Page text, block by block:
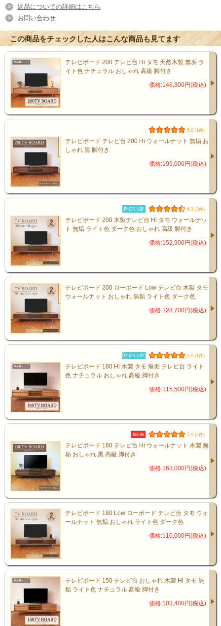
匠の技が生む、丈夫で美しい仕上
がり
角の接合部分には、伝統技法「5枚接ぎ」を
採用。
熟練の職人が一つひとつ丁寧に仕上げたこ
とで、高い耐久性と美しい見た目の両立を
実現しています。
見た目も収納力も、妥協しない
引出しには、DVDやゲーム機、小物もすっ
きり整頓。
“見せない収納”で生活感を抑えた空間に。
中央の格子戸からはリモコン操作も可能
で、デザイン性と利便性を兼ね備えていま
す。
返品についての詳細はこちら
お問い合わせ
この商品をチェックした人はこんな商品も見てます
テレビボード 200 テレビ台 Hi タモ 天然木製 無垢 ラ
イト色 ナチュラル おしゃれ 高級 脚付き
価格:146,300円(税込)
5.0 (1件)
テレビボード テレビ台 200 Hi ウォールナット 無垢 お
しゃれ 黒 脚付き
価格:195,000円(税込)
PICK UP 4.3 (3件)
テレビボード 200 木製テレビ台 Hi タモ ウォールナッ
ト 無垢 ライト色 ダーク色 おしゃれ 高級 脚付き
価格:152,900円(税込)
テレビボード 200 ローボード Low テレビ台 木製 タモ
ウォールナット おしゃれ 無垢 ライト色 ダーク色
価格:128,700円(税込)
PICK UP 5.0 (1件)
テレビボード 180 Hi 木製 タモ 無垢 テレビ台 ライト
色 ナチュラル おしゃれ 高級 脚付き
価格:115,500円(税込)
NEW 5.0 (2件)
テレビボード 180 テレビ台 Hi ウォールナット 木製 無
垢 おしゃれ 黒 高級 脚付き
価格:163,000円(税込)
テレビボード 180 Low ローボード テレビ台 タモ ウォ
ールナット 無垢 おしゃれ ライト色 ダーク色
価格:110,000円(税込)
テレビボード 150 テレビ台 おしゃれ 木製 Hi タモ 無
垢 ライト色 ナチュラル 高級 脚付き
価格:103,400円(税込)